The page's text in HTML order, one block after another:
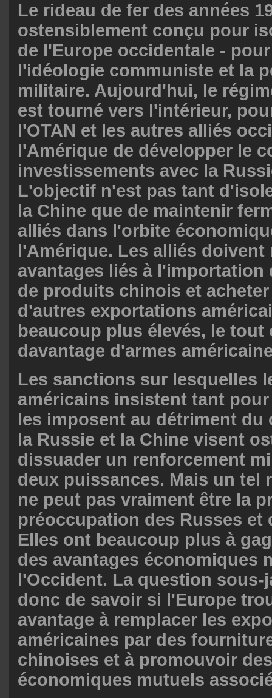
Le rideau de fer des années
ostensiblement conçu pour
de l'Europe occidentale -
l'idéologie communiste et la
militaire. Aujourd'hui, le
est tourné vers l'intérieur,
l'OTAN et les autres alliés
l'Amérique de développer le
investissements avec la
L'objectif n'est pas tant
la Chine que de maintenir
alliés dans l'orbite
l'Amérique. Les alliés doivent
avantages liés à l'importation
de produits chinois et acheter
d'autres exportations
beaucoup plus élevés, le tout
davantage d'armes
Les sanctions sur lesquelles
américains insistent tant
les imposent au détriment du
la Russie et la Chine visent
dissuader un renforcement
deux puissances. Mais un tel
ne peut pas vraiment être la
préoccupation des Russes et
Elles ont beaucoup plus à
des avantages économiques
l'Occident. La question sous-
donc de savoir si l'Europe
avantage à remplacer les
américaines par des
chinoises et à promouvoir
économiques mutuels